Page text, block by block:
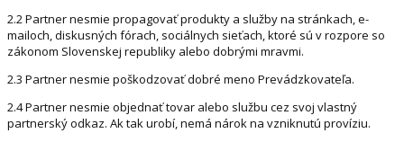
2.2 Partner nesmie propagovať produkty a služby na stránkach, e-
mailoch, diskusných fórach, sociálnych sieťach, ktoré sú v rozpore so
zákonom Slovenskej republiky alebo dobrými mravmi.
2.3 Partner nesmie poškodzovať dobré meno Prevádzkovateľa.
2.4 Partner nesmie objednať tovar alebo službu cez svoj vlastný
partnerský odkaz. Ak tak urobí, nemá nárok na vzniknutú províziu.